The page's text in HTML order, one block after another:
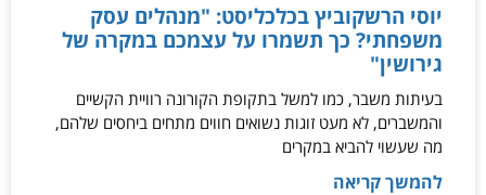
יוסי הרשקוביץ בכלכליסט: "מנהלים עסק
משפחתי? כך תשמרו על עצמכם במקרה של
גירושין"
בעיתות משבר, כמו למשל בתקופת הקורונה רוויית הקשיים
והמשברים, לא מעט זוגות נשואים חווים מתחים ביחסים שלהם,
מה שעשוי להביא במקרים
להמשך קריאה